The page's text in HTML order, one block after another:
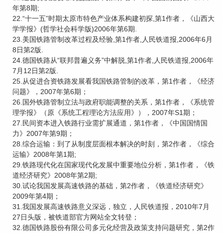
年第8期;
22.“十一五”时期太原市特色产业体系构建初探,第1作者，《山西大
学学报》(哲学社会科学版)2006年第6期.
23.美国铁路管制改革过程及经验,第1作者,人民铁道报,2006年6月
8日第2版.
24.德国铁路从“联邦普遍义务”中解脱,第1作者,人民铁道报,2006年
7月12日第2版.
25.从促进合资铁路发展看我国铁路管制的改革，第1作者，《经济
问题》，2007年第6期；
26.国外铁路管制立法与政府职能调整的关系，第1作者，《系统管
理学报》（原《系统工程理论方法应用》），2007年S1期；
27.民间资本进入铁路行业需扩展通道，第1作者，《中国国情国
力》2007年第9期；
28.综合运输：到了从制度层面根本解决的时刻，第2作者，《综合
运输》2008年第1期;
29.铁路现代化在国家现代化发展中重要地位分析，第1作者，《铁
道经济研究》2008年第2期;
30.试论我国发展高速铁路的基础，第2作者，《铁道经济研究》
2009年第4期；
31.我国发展高速铁路意义深远，独立，人民铁道报，2010年7月
27日头版，被铁道部官方网站全文转登；
32.德国铁路股份有限公司多元化经营及政策支持问题研究，第2作